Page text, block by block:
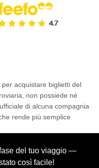
acquistare biglietti del
non possiede né
di alcuna compagnia
rende più semplice
del tuo viaggio —
così facile!